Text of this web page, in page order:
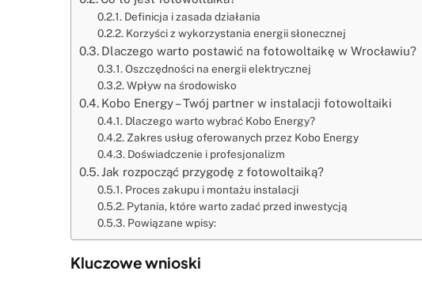
Definicja i zasada działania
Korzyści z wykorzystania energii słonecznej
Dlaczego warto postawić na fotowoltaikę w Wrocławiu?
Oszczędności na energii elektrycznej
Wpływ na środowisko
Kobo Energy – Twój partner w instalacji fotowoltaiki
Dlaczego warto wybrać Kobo Energy?
Zakres usług oferowanych przez Kobo Energy
Doświadczenie i profesjonalizm
Jak rozpocząć przygodę z fotowoltaiką?
Proces zakupu i montażu instalacji
Pytania, które warto zadać przed inwestycją
Powiązane wpisy:
Kluczowe wnioski